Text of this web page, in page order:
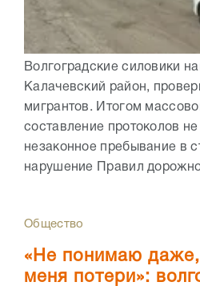
Волгоградские силовики
Калачевский район,
мигрантов. Итогом
составление протоколов не
незаконное пребывание в
нарушение Правил
Общество
«Не понимаю даже,
меня потери»: